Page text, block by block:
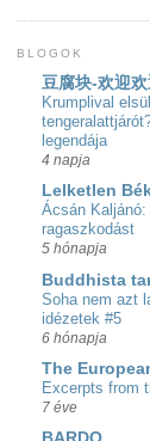
BLOGOK
豆腐块-欢迎
Krumplival
legendája
4 napja
Lelketlen
Ácsán
ragaszkodást
5 hónapja
Buddhista
Soha nem azt
idézetek #5
6 hónapja
The
Excerpts from
7 éve